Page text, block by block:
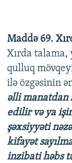
Maddə 69.
Xırda talama,
qulluq
ilə özgəsinin
əlli manatdan
edilir və ya
şəxsiyyəti
kifayət
inzibati həbs